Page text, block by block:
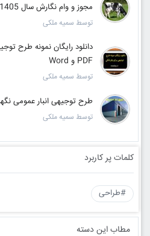
مجوز و وام نگارش سال 1405
توسط سمیه ملکی
دانلود رایگان نمونه طرح
PDF و Word
توسط سمیه ملکی
طرح توجیهی انبار عمومی
توسط سمیه ملکی
کلمات پر کاربرد
#طراحی
مطاب این دسته